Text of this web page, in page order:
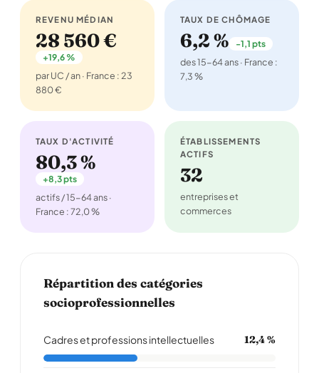
REVENU MÉDIAN
28 560 €
+19,6 %
par UC / an · France : 23
880 €
TAUX DE CHÔMAGE
6,2 % -1,1 pts
des 15-64 ans · France :
7,3 %
TAUX D'ACTIVITÉ
80,3 %
+8,3 pts
actifs / 15-64 ans ·
France : 72,0 %
ÉTABLISSEMENTS
ACTIFS
32
entreprises et
commerces
Répartition des catégories
socioprofessionnelles
Cadres et professions intellectuelles 12,4 %